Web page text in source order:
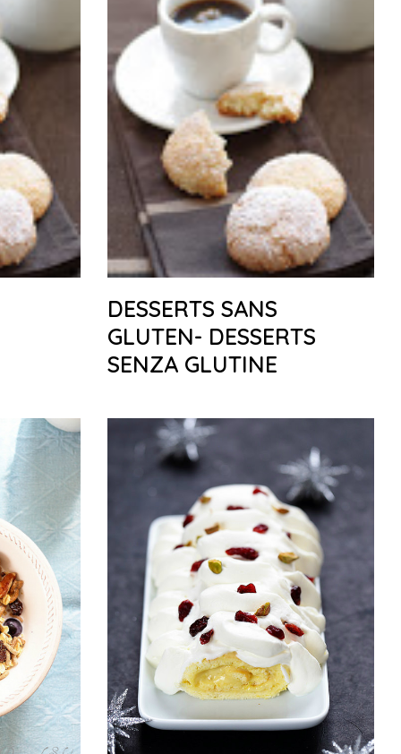
DESSERTS SANS
GLUTEN- DESSERTS
SENZA GLUTINE